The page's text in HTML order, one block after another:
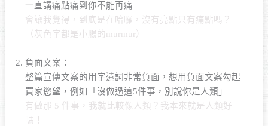
一直講痛點痛到你不能再痛
會讓我覺得，到底是在哈囉，沒有亮點只有痛點嗎？
（灰色字都是小腸的murmur）
負面文案：
整篇宣傳文案的用字遣詞非常負面，想用負面文案勾起
買家慾望，例如「沒做過這5件事，別說你是人類」
有做那 5 件事，我就比較像人類？我本來就是人類好
嗎！